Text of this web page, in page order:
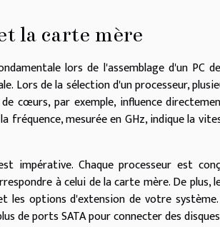
la carte mère
lors de l'assemblage d'un PC
Lors de la sélection d'un processeur,
cœurs, par exemple, influence
fréquence, mesurée en GHz, indique la
impérative. Chaque processeur est
à celui de la carte mère. De plus,
options d'extension de votre
de ports SATA pour connecter des